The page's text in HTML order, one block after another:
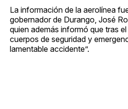
La información de la aerolínea
gobernador de Durango, José
quien además informó que tras
cuerpos de seguridad y
lamentable accidente”.